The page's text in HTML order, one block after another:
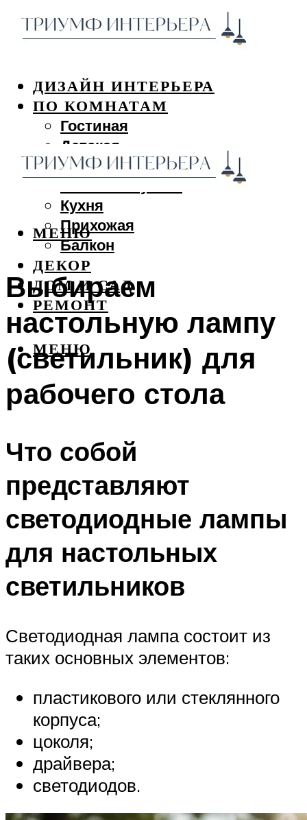
ДИЗАЙН ИНТЕРЬЕРА
ПО КОМНАТАМ
Гостиная
Детская
Спальня
Кухня
Прихожая
Балкон
ДЕКОР
ДОМ И САД
РЕМОНТ
МЕНЮ
МЕНЮ
Выбираем
настольную лампу
(светильник) для
рабочего стола
Что собой
представляют
светодиодные лампы
для настольных
светильников
Светодиодная лампа состоит из
таких основных элементов:
пластикового или стеклянного
корпуса;
цоколя;
драйвера;
светодиодов.